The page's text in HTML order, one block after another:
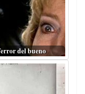
del bueno